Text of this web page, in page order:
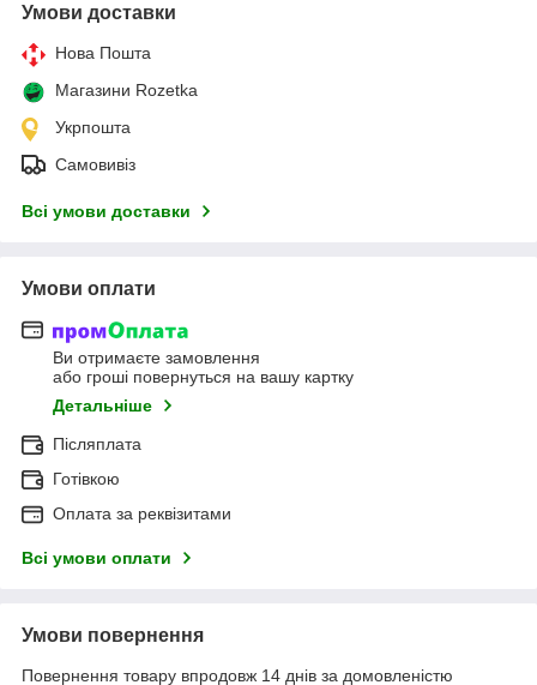
Умови доставки
Нова Пошта
Магазини Rozetka
Укрпошта
Самовивіз
Всі умови доставки
Умови оплати
Ви отримаєте замовлення
або гроші повернуться на вашу картку
Детальніше
Післяплата
Готівкою
Оплата за реквізитами
Всі умови оплати
Умови повернення
Повернення товару впродовж 14 днів за домовленістю